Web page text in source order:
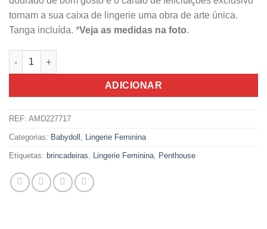
tornam a sua caixa de lingerie uma obra de arte única.
Tanga incluída. *Veja as medidas na foto.
Quantidade de Babydoll Penthouse Preto 2 Peças S/M
ADICIONAR
REF: AMD227717
Categorias: Babydoll , Lingerie Feminina
Etiquetas: brincadeiras, Lingerie Feminina, Penthouse